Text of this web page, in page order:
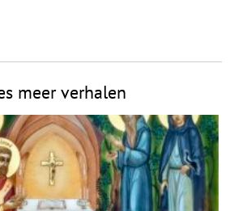
meer verhalen